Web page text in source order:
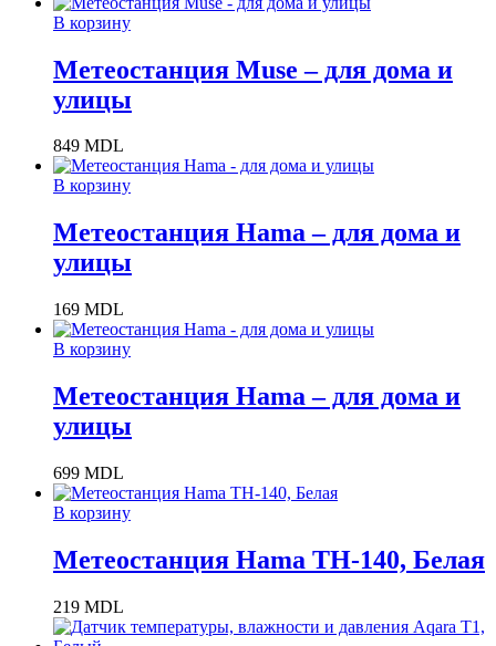
В корзину
Метеостанция Muse – для дома и
улицы
849 MDL
В корзину
Метеостанция Hama – для дома и
улицы
169 MDL
В корзину
Метеостанция Hama – для дома и
улицы
699 MDL
В корзину
Метеостанция Hama TH-140, Белая
219 MDL